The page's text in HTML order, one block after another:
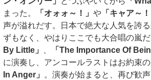
まった。
「オォォ～！」 や 「キャア～！
声が溢れだす。日本で絶大な人気を誇
ずもなく、やはりここでも大合唱の嵐
By Little」
「The Importance Of
に演奏し、アンコールラストはお約束の
In Anger」
。演奏が始まると、再び歓